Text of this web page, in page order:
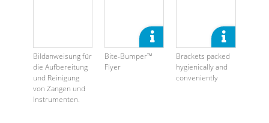
Bildanweisung für
die Aufbereitung
und Reinigung
von Zangen und
Instrumenten.
Bite-Bumper™
Flyer
Brackets packed
hygienically and
conveniently